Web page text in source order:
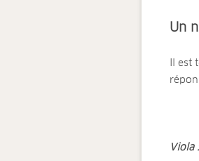
Un
Il est
Viola